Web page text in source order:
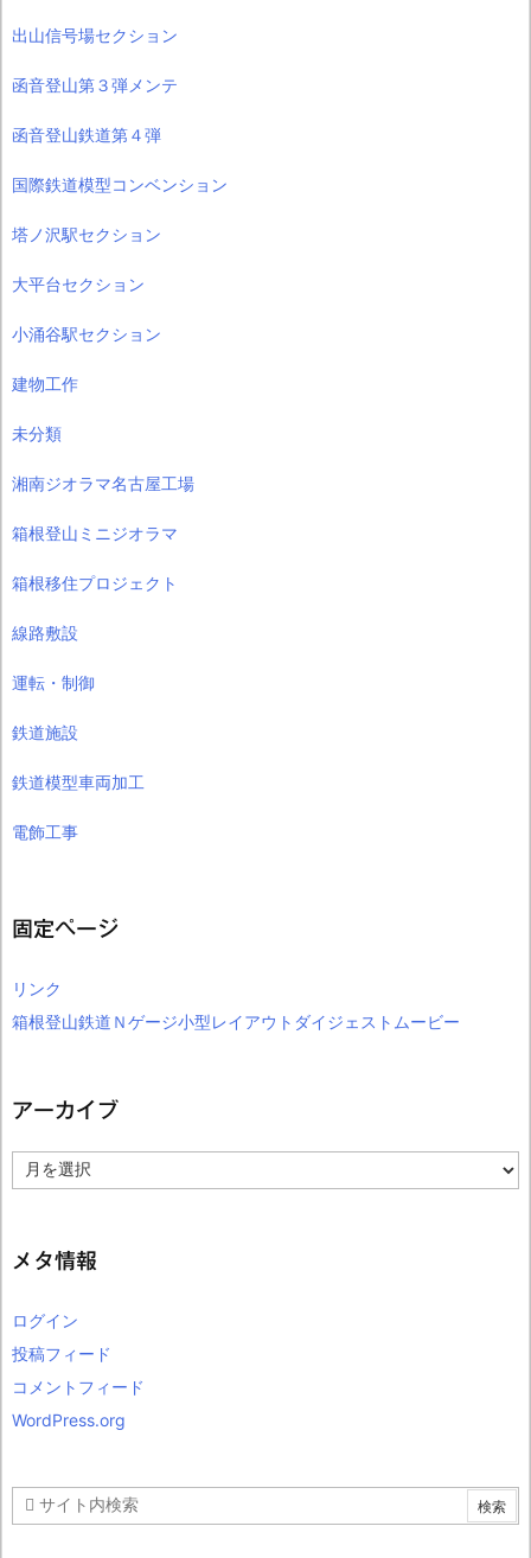
出山信号場セクション
函音登山第３弾メンテ
函音登山鉄道第４弾
国際鉄道模型コンベンション
塔ノ沢駅セクション
大平台セクション
小涌谷駅セクション
建物工作
未分類
湘南ジオラマ名古屋工場
箱根登山ミニジオラマ
箱根移住プロジェクト
線路敷設
運転・制御
鉄道施設
鉄道模型車両加工
電飾工事
固定ページ
リンク
箱根登山鉄道Ｎゲージ小型レイアウトダイジェストムービー
アーカイブ
ー
ブ
メタ情報
ログイン
投稿フィード
コメントフィード
WordPress.org